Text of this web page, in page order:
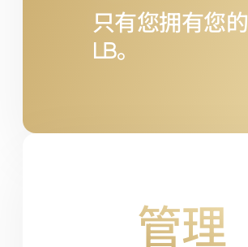
只有您拥有您的
LB。
管理